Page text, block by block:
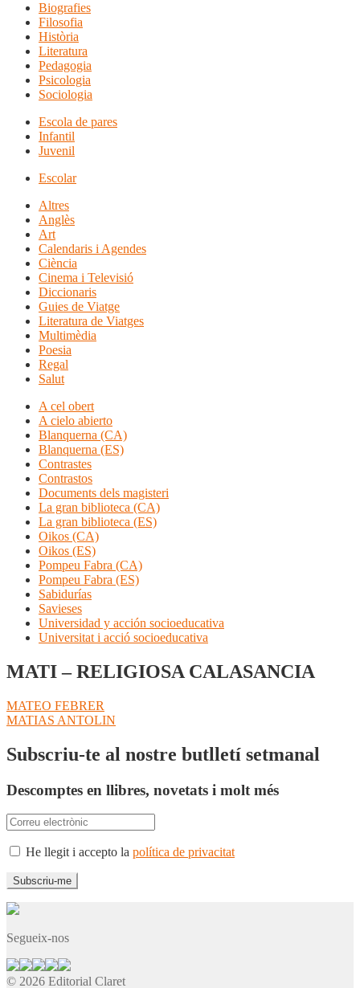
Biografies
Filosofia
Història
Literatura
Pedagogia
Psicologia
Sociologia
Escola de pares
Infantil
Juvenil
Escolar
Altres
Anglès
Art
Calendaris i Agendes
Ciència
Cinema i Televisió
Diccionaris
Guies de Viatge
Literatura de Viatges
Multimèdia
Poesia
Regal
Salut
A cel obert
A cielo abierto
Blanquerna (CA)
Blanquerna (ES)
Contrastes
Contrastos
Documents dels magisteri
La gran biblioteca (CA)
La gran biblioteca (ES)
Oikos (CA)
Oikos (ES)
Pompeu Fabra (CA)
Pompeu Fabra (ES)
Sabidurías
Savieses
Universidad y acción socioeducativa
Universitat i acció socioeducativa
MATI – RELIGIOSA CALASANCIA
Navegació
d'entrades
Entrada
anterior:
MATEO FEBRER
Pròxima
MATIAS ANTOLIN
Subscriu-te al nostre butlletí setmanal
Descomptes en llibres, novetats i molt més
He llegit i accepto la política de privacitat
Segueix-nos
© 2026 Editorial Claret